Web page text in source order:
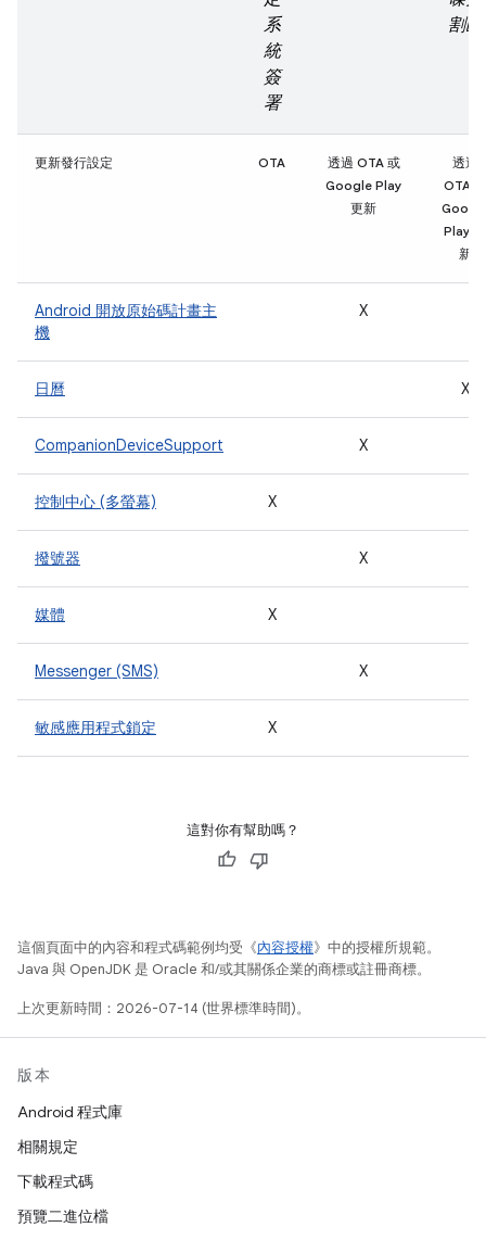
系
統
簽
署
割區
更新發行設定 OTA
透過 OTA 或
Google Play
更新
透過
OTA 或
Play 更
新
Android 開放原始碼計畫主
機
X
日曆 X
CompanionDeviceSupport X
控制中心 (多螢幕) X
撥號器 X
媒體 X
Messenger (SMS) X
敏感應用程式鎖定 X
這對你有幫助嗎？
這個頁面中的內容和程式碼範例均受《內容授權》中的授權所規範。
Java 與 OpenJDK 是 Oracle 和/或其關係企業的商標或註冊商標。
上次更新時間：2026-07-14 (世界標準時間)。
版本
Android 程式庫
相關規定
下載程式碼
預覽二進位檔